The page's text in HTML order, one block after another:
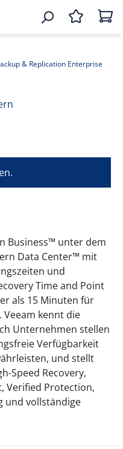
& Replication Enterprise
Business™ unter dem
Data Center™ mit
und
Time and Point
als 15 Minuten für
kennt die
Unternehmen stellen
Verfügbarkeit
und stellt
Speed Recovery,
Verified Protection,
und vollständige